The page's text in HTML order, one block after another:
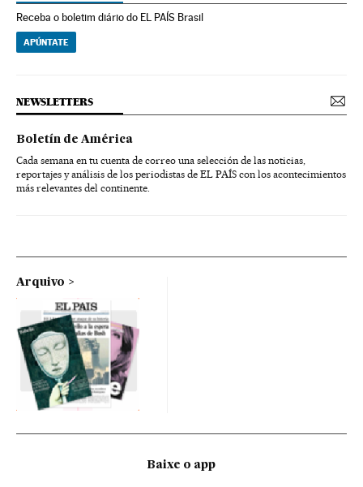
Receba o boletim diário do EL PAÍS Brasil
APÚNTATE
NEWSLETTERS
Boletín de América
Cada semana en tu cuenta de correo una selección de las noticias,
reportajes y análisis de los periodistas de EL PAÍS con los acontecimientos
más relevantes del continente.
Arquivo
Baixe o app